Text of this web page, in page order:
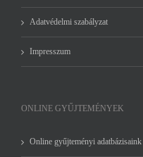
Adatvédelmi szabályzat
Impresszum
ONLINE GYŰJTEMÉNYEK
Online gyűjteményi adatbázisaink